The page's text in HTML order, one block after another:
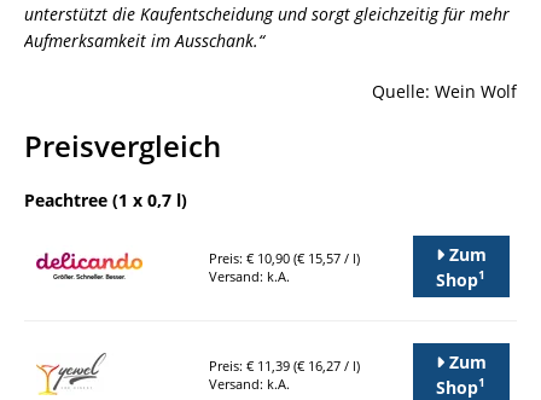
unterstützt die Kaufentscheidung und sorgt gleichzeitig für mehr
Aufmerksamkeit im Ausschank.“
Quelle: Wein Wolf
Preisvergleich
Peachtree (1 x 0,7 l)
Preis: € 10,90 (€ 15,57 / l)
Versand: k.A.
Zum
Shop1
Preis: € 11,39 (€ 16,27 / l)
Versand: k.A.
Zum
Shop1